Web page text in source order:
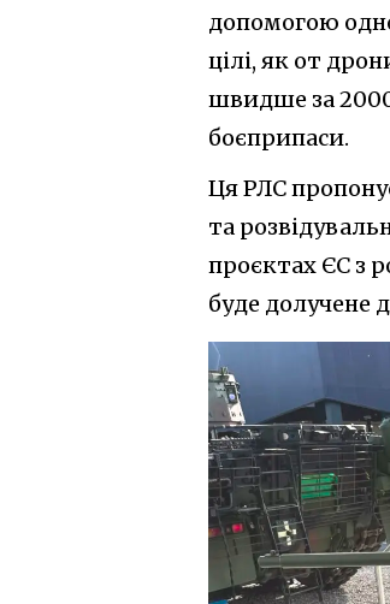
допомогою
цілі, як от
швидше за 2000
боєприпаси.
Ця РЛС
та
проєктах ЄС з
буде долучене